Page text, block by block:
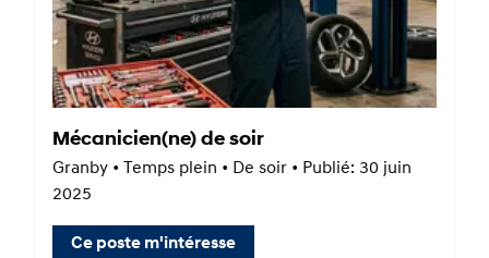
Mécanicien(ne) de soir
Granby • Temps plein • De soir • Publié: 30 juin
2025
Ce poste m'intéresse